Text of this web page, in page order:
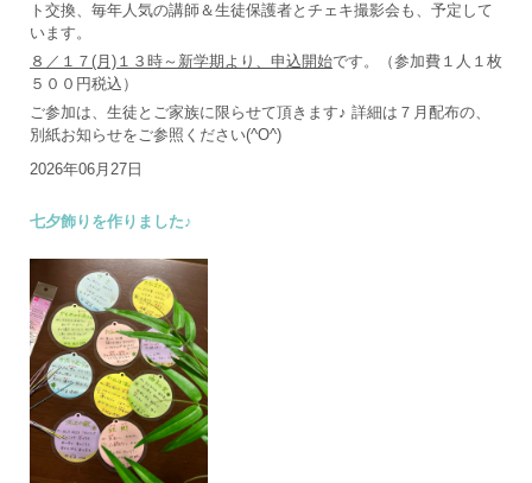
ト交換、毎年人気の講師＆生徒保護者とチェキ撮影会も、予定して
います。
８／１７(月)１３時～新学期より、申込開始です。（参加費１人１枚
５００円税込）
ご参加は、生徒とご家族に限らせて頂きます♪ 詳細は７月配布の、
別紙お知らせをご参照ください(^O^)
2026年06月27日
七夕飾りを作りました♪